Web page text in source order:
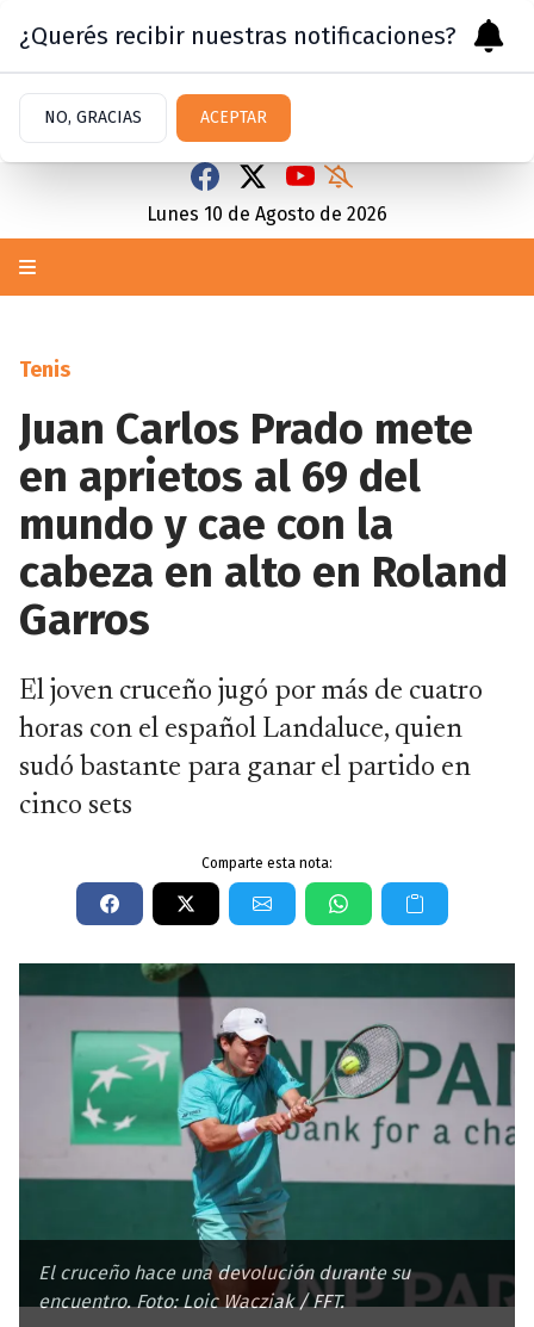
Lunes 10 de Agosto de 2026
Tenis
Juan Carlos Prado mete
en aprietos al 69 del
mundo y cae con la
cabeza en alto en Roland
Garros
El joven cruceño jugó por más de cuatro
horas con el español Landaluce, quien
sudó bastante para ganar el partido en
cinco sets
Comparte esta nota:
El cruceño hace una devolución durante su
encuentro. Foto: Loic Wacziak / FFT.
¿Querés recibir nuestras notificaciones?
NO, GRACIAS ACEPTAR